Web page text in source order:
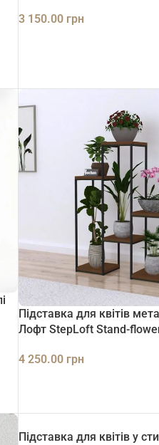
3 150.00 грн
Підставка для квітів
Лофт StepLoft Stand-
4 250.00 грн
Підставка для квітів у